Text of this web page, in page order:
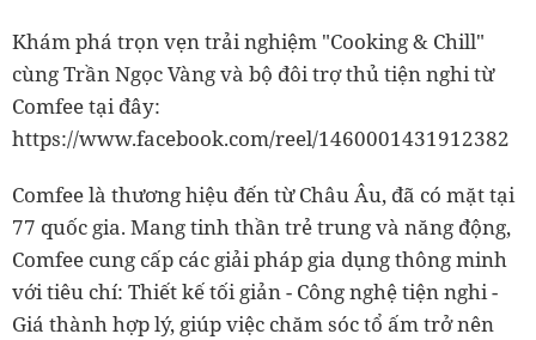
Khám phá trọn vẹn trải nghiệm "Cooking & Chill"
cùng Trần Ngọc Vàng và bộ đôi trợ thủ tiện nghi từ
Comfee tại đây:
https://www.facebook.com/reel/1460001431912382
Comfee là thương hiệu đến từ Châu Âu, đã có mặt tại
77 quốc gia. Mang tinh thần trẻ trung và năng động,
Comfee cung cấp các giải pháp gia dụng thông minh
với tiêu chí: Thiết kế tối giản - Công nghệ tiện nghi -
Giá thành hợp lý, giúp việc chăm sóc tổ ấm trở nên